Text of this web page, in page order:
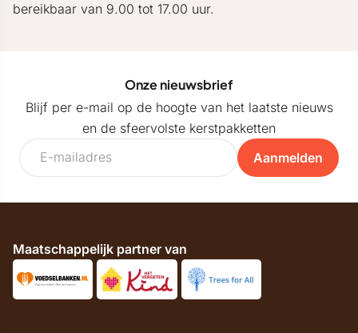
bereikbaar van 9.00 tot 17.00 uur.
Onze nieuwsbrief
Blijf per e-mail op de hoogte van het laatste nieuws
en de sfeervolste kerstpakketten
Aanmelden
Maatschappelijk partner van